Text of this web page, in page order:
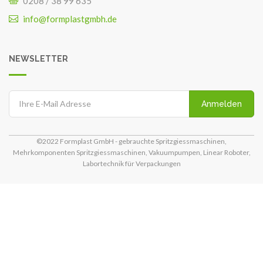
info@formplastgmbh.de
NEWSLETTER
Anmelden
©2022 Formplast GmbH - gebrauchte Spritzgiessmaschinen,
Mehrkomponenten Spritzgiessmaschinen, Vakuumpumpen, Linear Roboter,
Labortechnik für Verpackungen